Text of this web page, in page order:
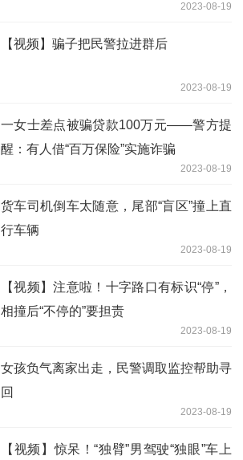
2023-08-19
【视频】骗子把民警拉进群后
2023-08-19
一女士差点被骗贷款100万元——警方提
醒：有人借“百万保险”实施诈骗
2023-08-19
货车司机倒车太随意，尾部“盲区”撞上直
行车辆
2023-08-19
【视频】注意啦！十字路口有标识“停”，
相撞后“不停的”要担责
2023-08-19
女孩负气离家出走，民警调取监控帮助寻
回
2023-08-19
【视频】惊呆！“独臂”男驾驶“独眼”车上